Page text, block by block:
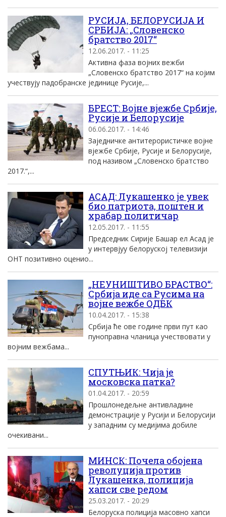
РУСИЈА, БЕЛОРУСИЈА И
СРБИЈА: „Словенско
братство 2017“
12.06.2017. - 11:25
Активна фаза војних вежби
„Словенско братство 2017“ на којим
учествују падобранске јединице Русије,...
БРЕСТ: Војне вјежбе Србије,
Русије и Белорусије
06.06.2017. - 14:46
Заједничке антитерористичке војне
вјежбе Србије, Русије и Белорусије,
под називом „Словенско братство
2017.“,...
АСАД: Лукашенко је увек
био патриота, поштен и
храбар политичар
12.05.2017. - 11:55
Председник Сирије Башар ел Асад је
у интервјуу белоруској телевизији
ОНТ позитивно оценио...
„НЕУНИШТИВО БРАСТВО“:
Србија иде са Русима на
војне вежбе ОДБК
10.04.2017. - 15:38
Србија ће ове године први пут као
пуноправна чланица учествовати у
војним вежбама...
СПУТЊИК: Чија је
московска патка?
01.04.2017. - 20:59
Прошлонедељне антивладине
демонстрације у Русији и Белорусији
у западним су медијима добиле
очекивани...
МИНСК: Почела обојена
револуција против
Лукашенка, полиција
хапси све редом
25.03.2017. - 20:29
Белоруска полиција масовно хапси